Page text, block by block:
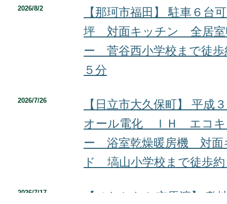
2026/8/2
【那珂市福田】 駐車６
坪 対面キッチン 全居
ー 菅谷西小学校まで徒
５分
2026/7/26
【日立市大久保町】 平
オール電化 ＩＨ エコ
ー 浴室乾燥暖房機 対
ド 塙山小学校まで徒歩約
2026/7/17
【ひたちなか市馬渡】